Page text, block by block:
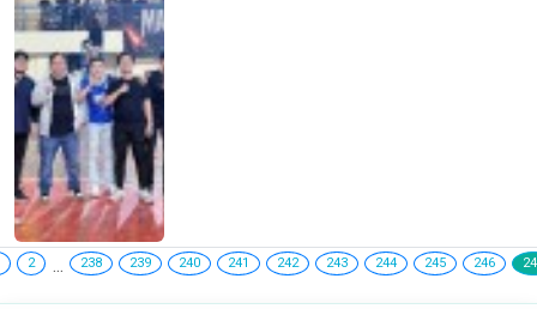
2 ... 238 239 240 241 242 243 244 245 246